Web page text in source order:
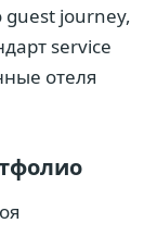
journey,
service
отеля